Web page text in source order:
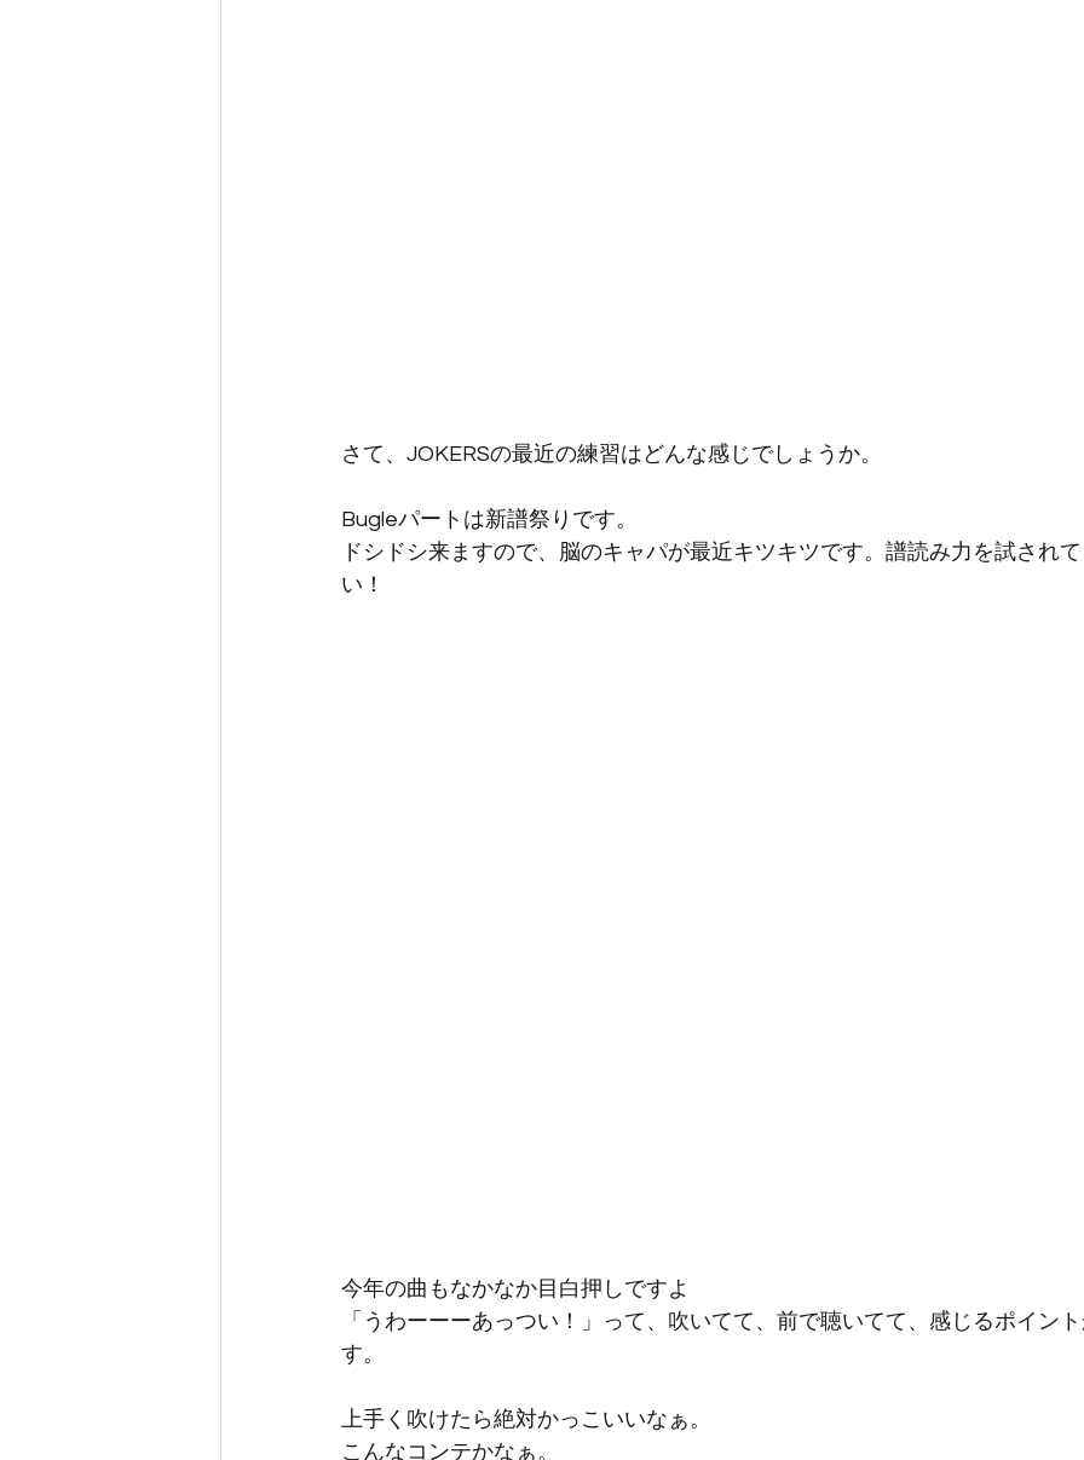
さて、JOKERSの最近の練習はどんな感じでしょうか。
Bugleパートは新譜祭りです。
ドシドシ来ますので、脳のキャパが最近キツキツです。譜読み力を試され
い！
今年の曲もなかなか目白押しですよ
「うわーーーあっつい！」って、吹いてて、前で聴いてて、感じるポイン
す。
上手く吹けたら絶対かっこいいなぁ。
こんなコンテかなぁ。